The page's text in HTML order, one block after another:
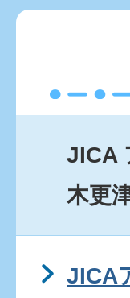
JICA
木更
JICA